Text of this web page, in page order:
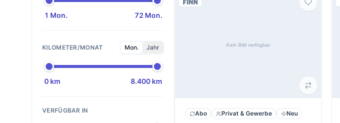
1 Mon. 72 Mon.
KILOMETER/MONAT Mon. Jahr
0 km 8.400 km
VERFÜGBAR IN Abo Privat & Gewerbe Neu